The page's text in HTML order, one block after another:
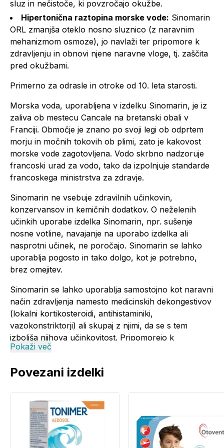
sluz in nečistoče, ki povzročajo okužbe.
Hipertonična raztopina morske vode: Sinomarin
ORL zmanjša oteklo nosno sluznico (z naravnim
mehanizmom osmoze), jo navlaži ter pripomore k
zdravljenju in obnovi njene naravne vloge, tj. zaščita
pred okužbami.
Primerno za odrasle in otroke od 10. leta starosti.
Morska voda, uporabljena v izdelku Sinomarin, je iz
zaliva ob mestecu Cancale na bretanski obali v
Franciji. Območje je znano po svoji legi ob odprtem
morju in močnih tokovih ob plimi, zato je kakovost
morske vode zagotovljena. Vodo skrbno nadzoruje
francoski urad za vodo, tako da izpolnjuje standarde
francoskega ministrstva za zdravje.
Sinomarin ne vsebuje zdravilnih učinkovin,
konzervansov in kemičnih dodatkov. O neželenih
učinkih uporabe izdelka Sinomarin, npr. sušenje
nosne votline, navajanje na uporabo izdelka ali
nasprotni učinek, ne poročajo. Sinomarin se lahko
uporablja pogosto in tako dolgo, kot je potrebno,
brez omejitev.
Sinomarin se lahko uporablja samostojno kot naravni
način zdravljenja namesto medicinskih dekongestivov
(lokalni kortikosteroidi, antihistaminiki,
vazokonstriktorji) ali skupaj z njimi, da se s tem
izboljša njihova učinkovitost. Pripomorejo k
skrajšanju medicinskega zdravljenja in lahko tudi k
Uporaba:
Priporočenio odmerki: od 1-krat do 3-krat popršiti v
vsako nosnico, 2- ali 3-krat na dan, ali po
zdravnikovih navodilih.
Pokaži več
Povezani izdelki